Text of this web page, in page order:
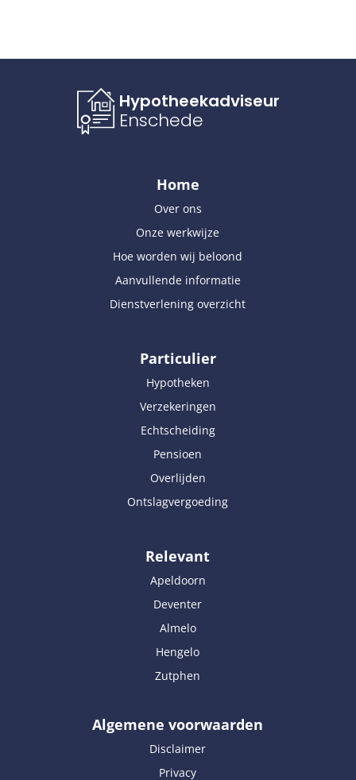
Hypotheekadviseur
Enschede
Home
Over ons
Onze werkwijze
Hoe worden wij beloond
Aanvullende informatie
Dienstverlening overzicht
Particulier
Hypotheken
Verzekeringen
Echtscheiding
Pensioen
Overlijden
Ontslagvergoeding
Relevant
Apeldoorn
Deventer
Almelo
Hengelo
Zutphen
Algemene voorwaarden
Disclaimer
Privacy